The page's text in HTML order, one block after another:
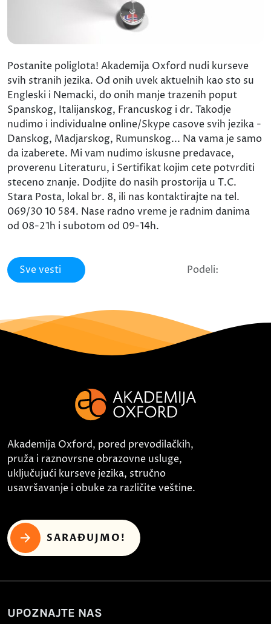
Postanite poliglota! Akademija Oxford nudi kurseve
svih stranih jezika. Od onih uvek aktuelnih kao sto su
Engleski i Nemacki, do onih manje trazenih poput
Spanskog, Italijanskog, Francuskog i dr. Takodje
nudimo i individualne online/Skype casove svih jezika -
Danskog, Madjarskog, Rumunskog... Na vama je samo
da izaberete. Mi vam nudimo iskusne predavace,
proverenu Literaturu, i Sertifikat kojim cete potvrditi
steceno znanje. Dodjite do nasih prostorija u T.C.
Stara Posta, lokal br. 8, ili nas kontaktirajte na tel.
069/30 10 584. Nase radno vreme je radnim danima
od 08-21h i subotom od 09-14h.
Sve vesti Podeli:
Akademija Oxford, pored prevodilačkih,
pruža i raznovrsne obrazovne usluge,
uključujući kurseve jezika, stručno
usavršavanje i obuke za različite veštine.
SARAĐUJMO!
UPOZNAJTE NAS